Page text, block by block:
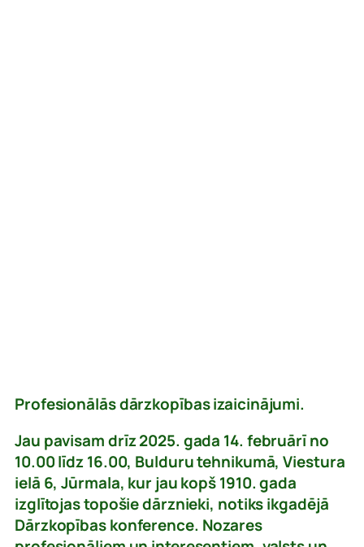
Profesionālās dārzkopības izaicinājumi.
Jau pavisam drīz 2025. gada 14. februārī no
10.00 līdz 16.00, Bulduru tehnikumā, Viestura
ielā 6, Jūrmala, kur jau kopš 1910. gada
izglītojas topošie dārznieki, notiks ikgadējā
Dārzkopības konference. Nozares